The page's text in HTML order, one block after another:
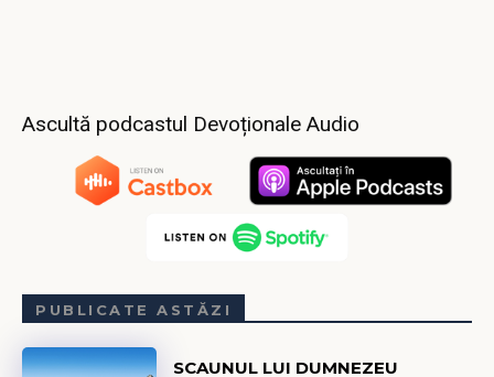
Ascultă podcastul Devoționale Audio
PUBLICATE ASTĂZI
SCAUNUL LUI DUMNEZEU